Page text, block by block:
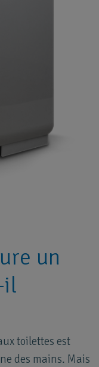
un
il
toilettes est
des mains. Mais